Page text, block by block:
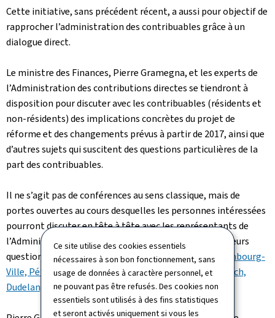
Ce site utilise des cookies essentiels
nécessaires à son bon fonctionnement, sans
usage de données à caractère personnel, et
ne pouvant pas être refusés. Des cookies non
essentiels sont utilisés à des fins statistiques
et seront activés uniquement si vous les
Cette initiative, sans précédent récent, a aussi pour objectif de
rapprocher l’administration des contribuables grâce à un
dialogue direct.
Le ministre des Finances, Pierre Gramegna, et les experts de
l’Administration des contributions directes se tiendront à
disposition pour discuter avec les contribuables (résidents et
non-résidents) des implications concrètes du projet de
réforme et des changements prévus à partir de 2017, ainsi que
d’autres sujets qui suscitent des questions particulières de la
part des contribuables.
Il ne s’agit pas de conférences au sens classique, mais de
portes ouvertes au cours desquelles les personnes intéressées
pourront discuter en tête à tête avec les représentants de
l’Administration pour avoir des réponses concrètes à leurs
questions spécifiques. Des sessions auront lieu àLuxembourg-
Ville, Pétange, Ettelbrück, Esch-sur-Alzette, Echternach,
Dudelange, Clervaux et Remich.